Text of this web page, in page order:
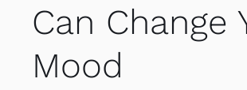
Can Change
Mood